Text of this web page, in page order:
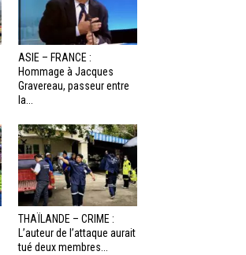
ASIE – FRANCE :
Hommage à Jacques
Gravereau, passeur entre
la...
THAÏLANDE – CRIME :
L’auteur de l’attaque aurait
tué deux membres...